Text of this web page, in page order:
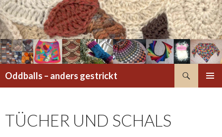
Oddballs – anders gestrickt
TÜCHER UND SCHALS